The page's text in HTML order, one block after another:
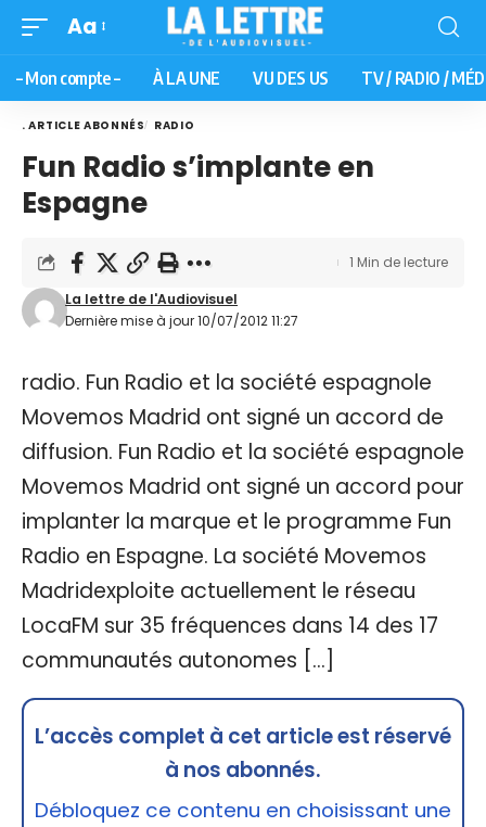
Aa
– Mon compte – À LA UNE VU DES US TV / RADIO /
. ARTICLE ABONNÉS RADIO
Fun Radio s’implante en
Espagne
Dernière mise à jour 10/07/2012 11:27
La lettre de l'Audiovisuel
1 Min de lecture
radio. Fun Radio et la société espagnole
Movemos Madrid ont signé un accord de
diffusion. Fun Radio et la société espagnole
Movemos Madrid ont signé un accord pour
implanter la marque et le programme Fun
Radio en Espagne. La société Movemos
Madridexploite actuellement le réseau
LocaFM sur 35 fréquences dans 14 des 17
communautés autonomes […]
L’accès complet à cet article est réservé
à nos abonnés.
Débloquez ce contenu en choisissant une